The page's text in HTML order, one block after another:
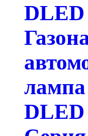
DLED
DLED